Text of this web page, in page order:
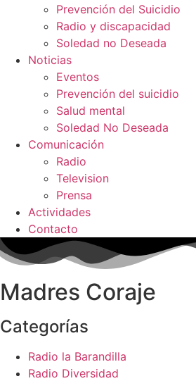
Prevención del Suicidio
Radio y discapacidad
Soledad no Deseada
Noticias
Eventos
Prevención del suicidio
Salud mental
Soledad No Deseada
Comunicación
Radio
Television
Prensa
Actividades
Contacto
Madres Coraje
Categorías
Radio la Barandilla
Radio Diversidad